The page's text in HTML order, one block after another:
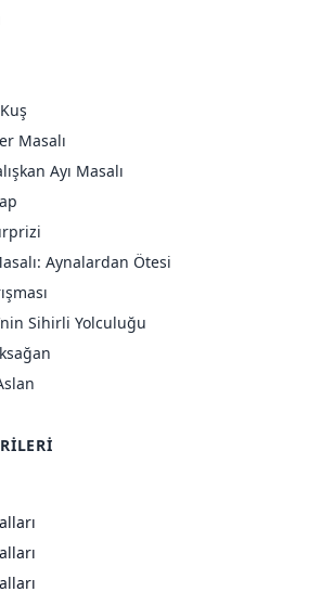
Masalı
Ayı Masalı
Aynalardan Ötesi
Sihirli Yolculuğu